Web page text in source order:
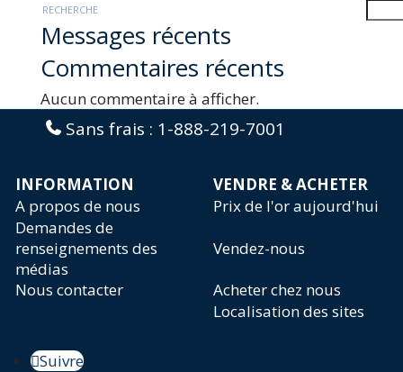
RECHERCHE
Messages récents
Commentaires récents
Aucun commentaire à afficher.
Sans frais : 1-888-219-7001
INFORMATION
VENDRE & ACHETER
A propos de nous
Prix de l'or aujourd'hui
Demandes de
renseignements des
médias
Vendez-nous
Nous contacter
Acheter chez nous
Localisation des sites
Suivre